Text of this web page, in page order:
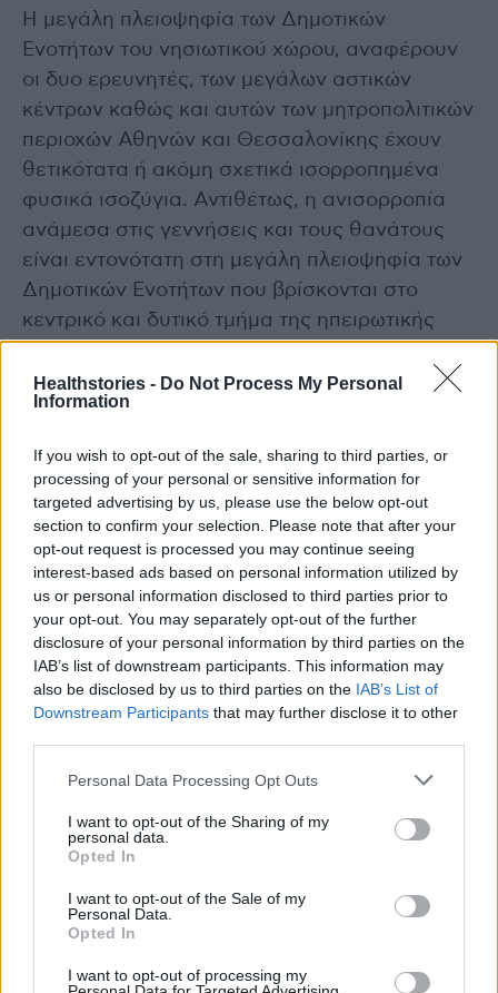
Healthstories - Do Not Process My Personal
Information
If you wish to opt-out of the sale, sharing to third parties, or
processing of your personal or sensitive information for
targeted advertising by us, please use the below opt-out
section to confirm your selection. Please note that after your
opt-out request is processed you may continue seeing
interest-based ads based on personal information utilized by
us or personal information disclosed to third parties prior to
your opt-out. You may separately opt-out of the further
disclosure of your personal information by third parties on the
IAB’s list of downstream participants. This information may
also be disclosed by us to third parties on the IAB’s List of
Downstream Participants that may further disclose it to other
Personal Data Processing Opt Outs
I want to opt-out of the Sharing of my
personal data.
Opted In
I want to opt-out of the Sale of my
Personal Data.
Opted In
I want to opt-out of processing my
Η μεγάλη πλειοψηφία των Δημοτικών
Ενοτήτων του νησιωτικού χώρου, αναφέρουν
οι δυο ερευνητές, των μεγάλων αστικών
κέντρων καθώς και αυτών των μητροπολιτικών
περιοχών Αθηνών και Θεσσαλονίκης έχουν
θετικότατα ή ακόμη σχετικά ισορροπημένα
φυσικά ισοζύγια. Αντιθέτως, η ανισορροπία
ανάμεσα στις γεννήσεις και τους θανάτους
είναι εντονότατη στη μεγάλη πλειοψηφία των
Δημοτικών Ενοτήτων που βρίσκονται στο
κεντρικό και δυτικό τμήμα της ηπειρωτικής
Μακεδονία και Θράκη όπου αντιστοιχούσαν το
2020-22 συνήθως 3 ή και περισσότεροι
ηπειρωτικής Ελλάδας, εντοπίζονται και όλες
σχεδόν οι 27 Δημοτικές Ενότητες που δεν
είχαν γεννήσεις το 2020-22, αλλά μόνον
θανάτους.
Μιλώντας στο Αθηναϊκό-Μακεδονικό
Πρακτορείο Ειδήσεων, ο διευθυντής του
Ινστιτούτου Δημογραφικών Ερευνών και
Μελετών καθ. Βύρων Κοτζαμάνης τονίζει ότι
αν μια αναλογία σε εθνικό επίπεδο 1,68
θανάτων/γέννηση είναι ανησυχητική (πόσο
επόμενα έτη με αποτέλεσμα την επιτάχυνση
του ρυθμού μείωσης του πληθυσμού μας), το
γεγονός ότι στις μισές σχεδόν (459 από τις
1036) Δημοτικές Ενότητες που βρίσκονται
της ηπειρωτικής Ελλάδας αντιστοιχούν ήδη